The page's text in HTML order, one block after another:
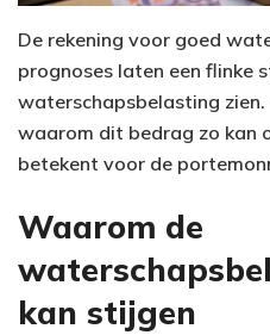
De rekening voor goed
prognoses laten een flinke
waterschapsbelasting
waarom dit bedrag zo kan
betekent voor de
Waarom de
kan stijgen